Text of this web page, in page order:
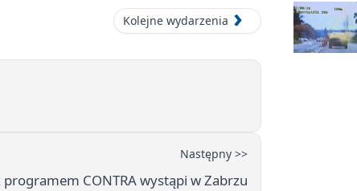
Kolejne wydarzenia
Następny >>
programem CONTRA wystąpi w Zabrzu